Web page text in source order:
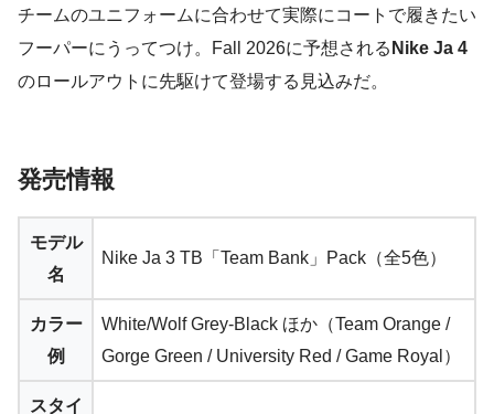
チームのユニフォームに合わせて実際にコートで履きたい
フーパーにうってつけ。Fall 2026に予想される Nike Ja 4
のロールアウトに先駆けて登場する見込みだ。
発売情報
モデル
名
Nike Ja 3 TB「Team Bank」Pack（全5色）
カラー
例
White/Wolf Grey-Black ほか（Team Orange /
Gorge Green / University Red / Game Royal）
スタイ